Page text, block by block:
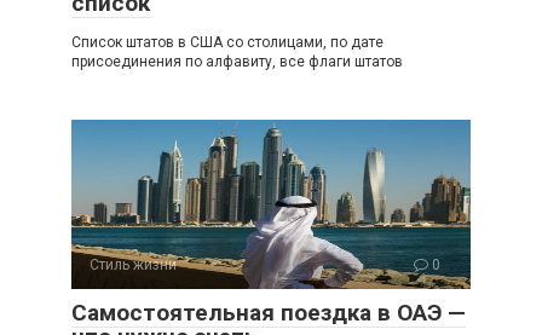
Список штатов в США со столицами, по дате
присоединения по алфавиту, все флаги штатов
Стиль жизни 0
Самостоятельная поездка в ОАЭ —